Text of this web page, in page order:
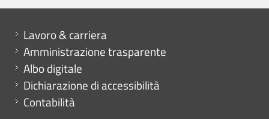
Mini menu di servizio
Lavoro & carriera
Amministrazione trasparente
Albo digitale
Dichiarazione di accessibilità
Contabilità